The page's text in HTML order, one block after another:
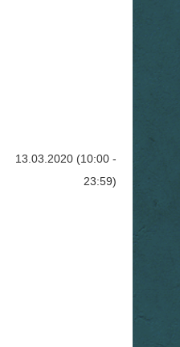
13.03.2020 (10:00 -
23:59)